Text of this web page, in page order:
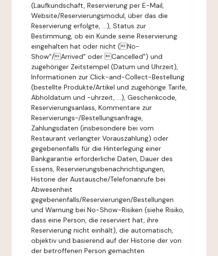
(Laufkundschaft, Reservierung per E-Mail,
Website/Reservierungsmodul, über das die
Reservierung erfolgte, ...), Status zur
Bestimmung, ob ein Kunde seine Reservierung
eingehalten hat oder nicht (No-
Show"/Arrived" oder Cancelled") und
zugehöriger Zeitstempel (Datum und Uhrzeit),
Informationen zur Click-and-Collect-Bestellung
(bestellte Produkte/Artikel und zugehörige Tarife,
Abholdatum und -uhrzeit, ...), Geschenkcode,
Reservierungsanlass, Kommentare zur
Reservierungs-/Bestellungsanfrage,
Zahlungsdaten (insbesondere bei vom
Restaurant verlangter Vorauszahlung) oder
gegebenenfalls für die Hinterlegung einer
Bankgarantie erforderliche Daten, Dauer des
Essens, Reservierungsbenachrichtigungen,
Historie der Austausche/Telefonanrufe bei
Abwesenheit
gegebenenfalls/Reservierungen/Bestellungen
und Warnung bei No-Show-Risiken (siehe Risiko,
dass eine Person, die reserviert hat, ihre
Reservierung nicht einhält), die automatisch,
objektiv und basierend auf der Historie der von
der betroffenen Person gemachten